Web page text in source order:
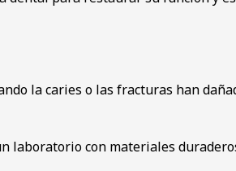
la caries o las fracturas han
con materiales